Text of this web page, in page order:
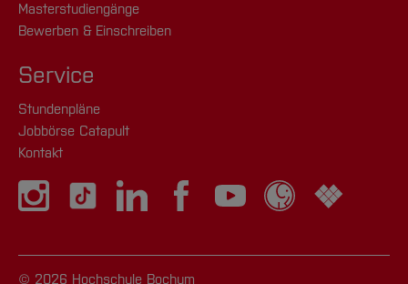
Masterstudiengänge
Bewerben & Einschreiben
Service
Stundenpläne
Jobbörse Catapult
Kontakt
© 2026 Hochschule Bochum